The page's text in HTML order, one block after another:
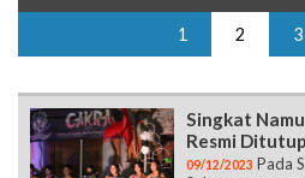
1 2 3
Singkat
Resmi Ditutup
09/12/2023 Pada